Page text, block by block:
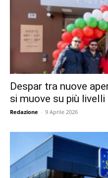
Despar tra nuove
si muove su più livelli
Redazione - 9 Aprile 2026